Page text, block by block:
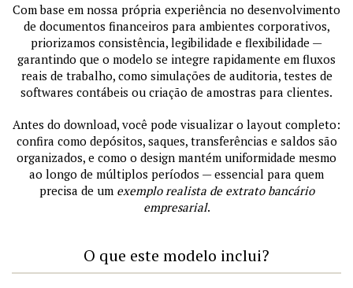
Com base em nossa própria experiência no desenvolvimento
de documentos financeiros para ambientes corporativos,
priorizamos consistência, legibilidade e flexibilidade —
garantindo que o modelo se integre rapidamente em fluxos
reais de trabalho, como simulações de auditoria, testes de
softwares contábeis ou criação de amostras para clientes.
Antes do download, você pode visualizar o layout completo:
confira como depósitos, saques, transferências e saldos são
organizados, e como o design mantém uniformidade mesmo
ao longo de múltiplos períodos — essencial para quem
precisa de um exemplo realista de extrato bancário
empresarial.
O que este modelo inclui?